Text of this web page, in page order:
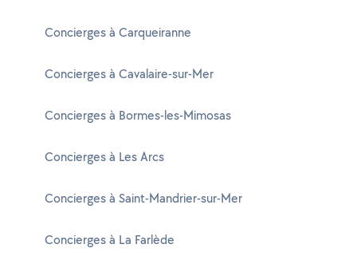
Concierges à Carqueiranne
Concierges à Cavalaire-sur-Mer
Concierges à Bormes-les-Mimosas
Concierges à Les Arcs
Concierges à Saint-Mandrier-sur-Mer
Concierges à La Farlède